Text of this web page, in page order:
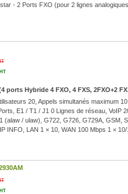
- 2 Ports FXO (pour 2 lignes
ports Hybride 4 FXO, 4 FXS, 2FXO+2
20, Appels simultanés maximum
E1 / T1 / J1 0 Lignes de réseau, VoIP
(alaw / ulaw), G722, G726, G729A, GSM,
INFO, LAN 1 × 10, WAN 100 Mbps 1 ×